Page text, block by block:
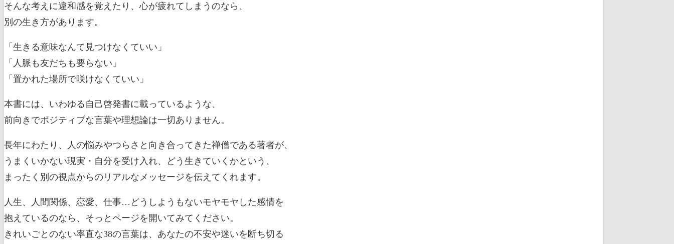
そんな考えに違和感を覚えたり、心が疲れてしまうのなら、
別の生き方があります。
「生きる意味なんて見つけなくていい」
「人脈も友だちも要らない」
「置かれた場所で咲けなくていい」
本書には、いわゆる自己啓発書に載っているような、
前向きでポジティブな言葉や理想論は一切ありません。
長年にわたり、人の悩みやつらさと向き合ってきた禅僧である著者が、
うまくいかない現実・自分を受け入れ、どう生きていくかという、
まったく別の視点からのリアルなメッセージを伝えてくれます。
人生、人間関係、恋愛、仕事…どうしようもないモヤモヤした感情を
抱えているのなら、そっとページを開いてみてください。
きれいごとのない率直な38の言葉は、あなたの不安や迷いを断ち切る